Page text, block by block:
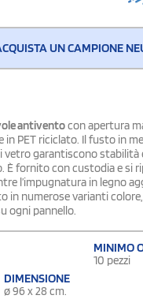
UN CAMPIONE
antiventocon apertura
in PET riciclato. Il fusto in
vetro garantiscono stabilità
È fornito con custodia e si
l’impugnatura in legno
in numerose varianti
ogni pannello.
MINIMO
10 pezzi
DIMENSIONE
ø 96 x 28 cm.